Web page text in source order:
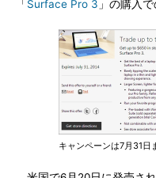
「Surface Pro 3 」の購入
キャンペーンは7月31日